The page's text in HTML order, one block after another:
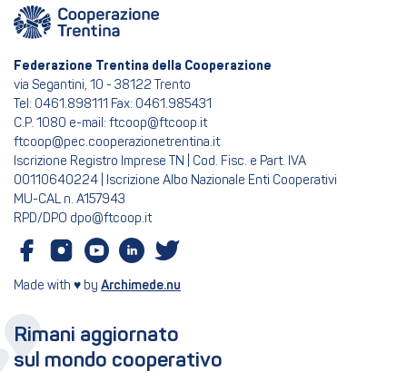
Federazione Trentina della Cooperazione
via Segantini, 10 - 38122 Trento
Tel: 0461.898111 Fax: 0461.985431
C.P. 1080 e-mail: ftcoop@ftcoop.it
ftcoop@pec.cooperazionetrentina.it
Iscrizione Registro Imprese TN | Cod. Fisc. e Part. IVA
00110640224 | Iscrizione Albo Nazionale Enti Cooperativi
MU-CAL n. A157943
RPD/DPO dpo@ftcoop.it
Made with ♥ by Archimede.nu
Rimani aggiornato
sul mondo cooperativo